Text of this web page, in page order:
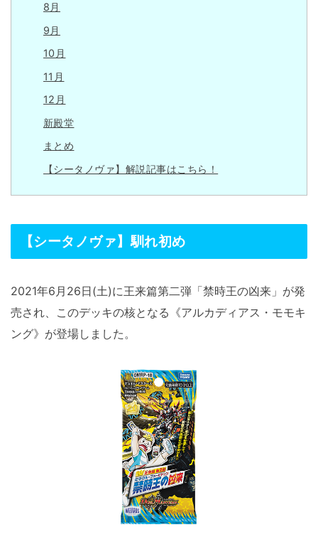
8月
9月
10月
11月
12月
新殿堂
まとめ
【シータノヴァ】解説記事はこちら！
【シータノヴァ】馴れ初め
2021年6月26日(土)に王来篇第二弾「禁時王の凶来」が発
売され、このデッキの核となる《アルカディアス・モモキ
ング》が登場しました。